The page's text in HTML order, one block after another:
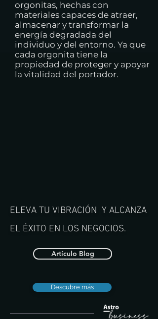
orgonitas, hechas con
materiales capaces de atraer,
almacenar y transformar la
energía degradada del
individuo y del entorno. Ya que
cada orgonita tiene la
propiedad de proteger y apoyar
la vitalidad del portador.
ELEVA TU VIBRACIÓN Y ALCANZA
EL ÉXITO EN LOS NEGOCIOS.
Artículo Blog
Descubre más